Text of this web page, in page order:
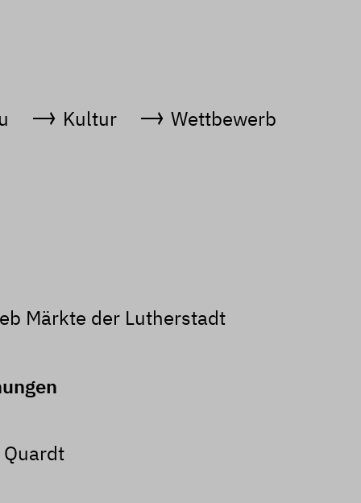
Kultur
Wettbewerb
Märkte der Lutherstadt